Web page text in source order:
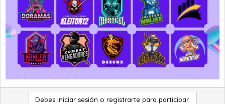
Debes iniciar sesión o registrarte para participar.